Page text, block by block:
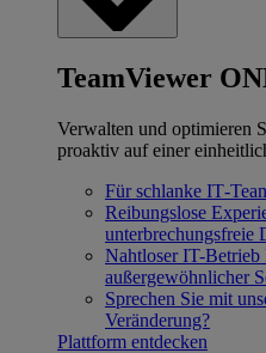
TeamViewer
Verwalten und optimieren
proaktiv auf einer
Für schlanke
Reibungslose
unterbrechungsfreie
Nahtloser IT-Betrieb
außergewöhnlicher
Sprechen Sie mit
Veränderung?
Plattform entdecken